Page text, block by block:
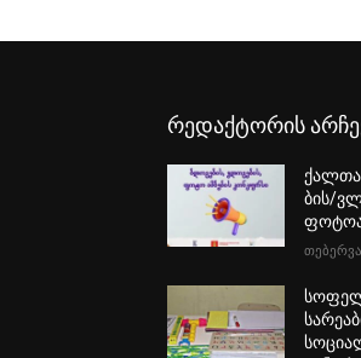
რედაქტორის
ბის/
სოფელ